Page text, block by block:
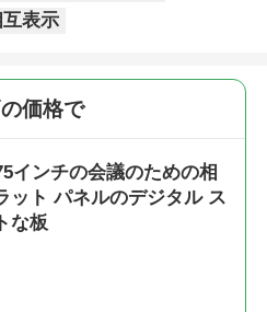
表示
価格で
インチの会議のための相
ット パネルのデジタル ス
な板